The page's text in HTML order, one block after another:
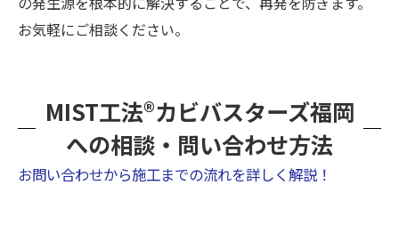
お気軽にご相談ください。
MIST工法®カビバスターズ福岡
への相談・問い合わせ方法
お問い合わせから施工までの流れを詳しく解説！